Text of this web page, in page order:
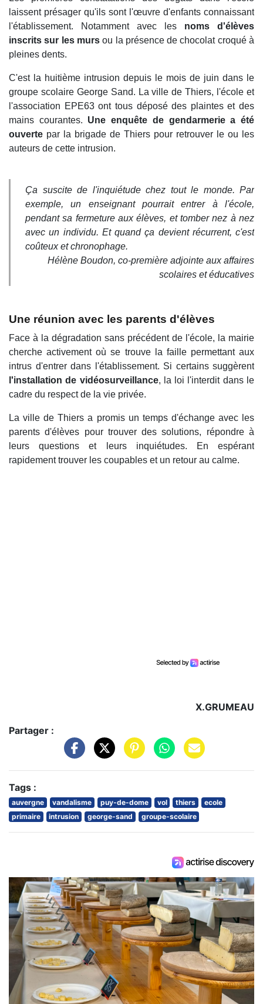
laissent présager qu'ils sont l'œuvre d'enfants connaissant
l'établissement. Notamment avec les noms d'élèves
inscrits sur les mursou la présence de chocolat croqué à
pleines dents.
C'est la huitième intrusion depuis le mois de juin dans le
groupe scolaire George Sand. La ville de Thiers, l'école et
l'association EPE63 ont tous déposé des plaintes et des
mains courantes. Une enquête de gendarmerie a été
ouverte par la brigade de Thiers pour retrouver le ou les
auteurs de cette intrusion.
Ça suscite de l'inquiétude chez tout le monde. Par
exemple, un enseignant pourrait entrer à l'école,
pendant sa fermeture aux élèves, et tomber nez à nez
avec un individu. Et quand ça devient récurrent, c'est
coûteux et chronophage.
Hélène Boudon, co-première adjointe aux affaires
scolaires et éducatives
Une réunion avec les parents d'élèves
Face à la dégradation sans précédent de l'école, la mairie
cherche activement où se trouve la faille permettant aux
intrus d'entrer dans l'établissement. Si certains suggèrent
l'installation de vidéosurveillance, la loi l'interdit dans le
cadre du respect de la vie privée.
La ville de Thiers a promis un temps d'échange avec les
parents d'élèves pour trouver des solutions, répondre à
leurs questions et leurs inquiétudes. En espérant
rapidement trouver les coupables et un retour au calme.
X.GRUMEAU
Partager :
Tags :
auvergne vandalisme puy-de-dome vol thiers
ecole
primaire
intrusion george-sand groupe-scolaire